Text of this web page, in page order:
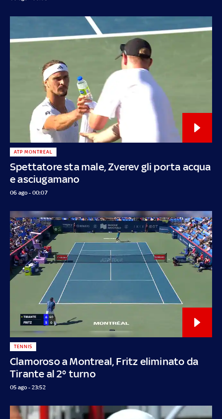
Spettatore sta male, Zverev gli porta acqua
e asciugamano
ATP MONTREAL
06 ago - 00:07
Clamoroso a Montreal, Fritz eliminato da
Tirante al 2° turno
TENNIS
05 ago - 23:52